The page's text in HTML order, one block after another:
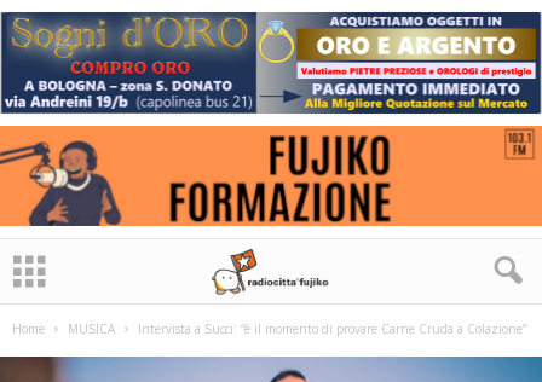
Home MUSICA Intervista a Succi: “è il momento di provare Carne Cruda a Colazione”